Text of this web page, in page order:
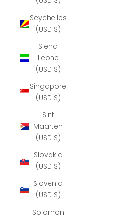
Seychelles
(USD $)
Sierra
Leone
(USD $)
Singapore
(USD $)
Sint
Maarten
(USD $)
Slovakia
(USD $)
Slovenia
(USD $)
Solomon